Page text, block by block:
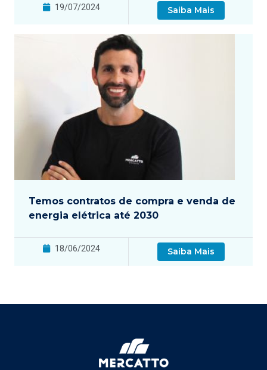
19/07/2024 Saiba Mais
Temos contratos de compra e venda de
energia elétrica até 2030
18/06/2024 Saiba Mais